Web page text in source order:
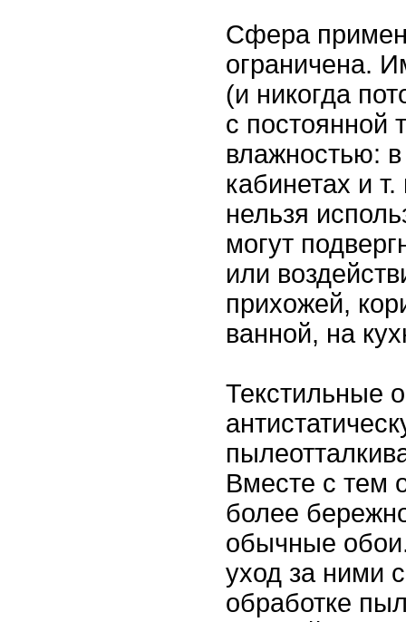
Сфера
ограничена.
(и никогда
с постоянной
влажностью:
кабинетах и
нельзя
могут
или
прихожей,
ванной, на
Текстильные
Вместе с тем
более
обычные
уход за ними
обработке